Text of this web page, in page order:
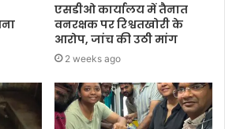
एसडीओ कार्यालय में तैनात
वनरक्षक पर रिश्वतखोरी के
आरोप, जांच की उठी मांग
2 weeks ago